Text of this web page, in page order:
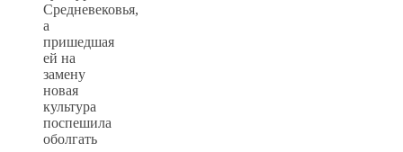
Средневековья,
а
пришедшая
ей на
замену
новая
культура
поспешила
оболгать